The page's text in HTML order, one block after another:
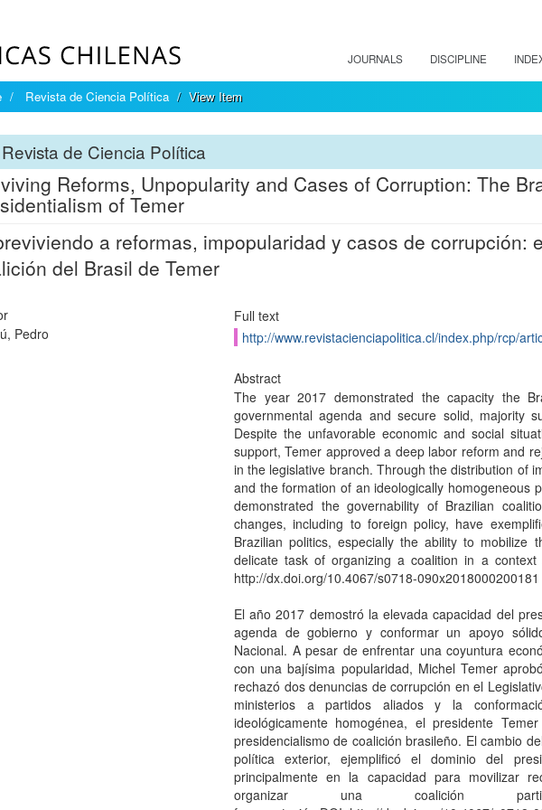
JOURNALS DISCIPLINE
Revista de Ciencia Política View Item
Revista de Ciencia Política
Reforms, Unpopularity and Cases of Corruption: The
of Temer
a reformas, impopularidad y casos de corrupción:
del Brasil de Temer
Pedro
Full text
http://www.revistacienciapolitica.cl/index.php/rcp/
Abstract
The year 2017 demonstrated the capacity the
governmental agenda and secure solid, majority
Despite the unfavorable economic and social
support, Temer approved a deep labor reform and
in the legislative branch. Through the distribution of
and the formation of an ideologically homogeneous
demonstrated the governability of Brazilian
changes, including to foreign policy, have
Brazilian politics, especially the ability to
delicate task of organizing a coalition in a context
http://dx.doi.org/10.4067/s0718-090x2018000200181
El año 2017 demostró la elevada capacidad del
agenda de gobierno y conformar un apoyo
Nacional. A pesar de enfrentar una coyuntura
con una bajísima popularidad, Michel Temer
rechazó dos denuncias de corrupción en el
ministerios a partidos aliados y la
ideológicamente homogénea, el presidente
presidencialismo de coalición brasileño. El cambio
política exterior, ejemplificó el dominio del
principalmente en la capacidad para movilizar
organizar una coalición